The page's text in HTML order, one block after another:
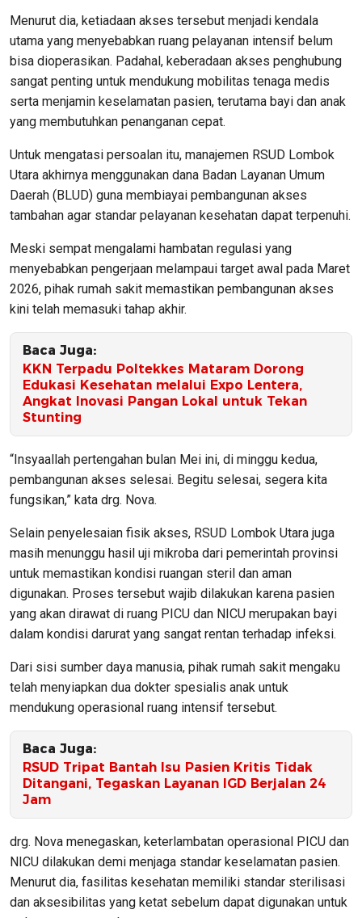
Menurut dia, ketiadaan akses tersebut menjadi kendala
utama yang menyebabkan ruang pelayanan intensif belum
bisa dioperasikan. Padahal, keberadaan akses penghubung
sangat penting untuk mendukung mobilitas tenaga medis
serta menjamin keselamatan pasien, terutama bayi dan anak
yang membutuhkan penanganan cepat.
Untuk mengatasi persoalan itu, manajemen RSUD Lombok
Utara akhirnya menggunakan dana Badan Layanan Umum
Daerah (BLUD) guna membiayai pembangunan akses
tambahan agar standar pelayanan kesehatan dapat terpenuhi.
Meski sempat mengalami hambatan regulasi yang
menyebabkan pengerjaan melampaui target awal pada Maret
2026, pihak rumah sakit memastikan pembangunan akses
kini telah memasuki tahap akhir.
Baca Juga:
KKN Terpadu Poltekkes Mataram Dorong
Edukasi Kesehatan melalui Expo Lentera,
Angkat Inovasi Pangan Lokal untuk Tekan
Stunting
“Insyaallah pertengahan bulan Mei ini, di minggu kedua,
pembangunan akses selesai. Begitu selesai, segera kita
fungsikan,” kata drg. Nova.
Selain penyelesaian fisik akses, RSUD Lombok Utara juga
masih menunggu hasil uji mikroba dari pemerintah provinsi
untuk memastikan kondisi ruangan steril dan aman
digunakan. Proses tersebut wajib dilakukan karena pasien
yang akan dirawat di ruang PICU dan NICU merupakan bayi
dalam kondisi darurat yang sangat rentan terhadap infeksi.
Dari sisi sumber daya manusia, pihak rumah sakit mengaku
telah menyiapkan dua dokter spesialis anak untuk
mendukung operasional ruang intensif tersebut.
Baca Juga:
RSUD Tripat Bantah Isu Pasien Kritis Tidak
Ditangani, Tegaskan Layanan IGD Berjalan 24
Jam
drg. Nova menegaskan, keterlambatan operasional PICU dan
NICU dilakukan demi menjaga standar keselamatan pasien.
Menurut dia, fasilitas kesehatan memiliki standar sterilisasi
dan aksesibilitas yang ketat sebelum dapat digunakan untuk